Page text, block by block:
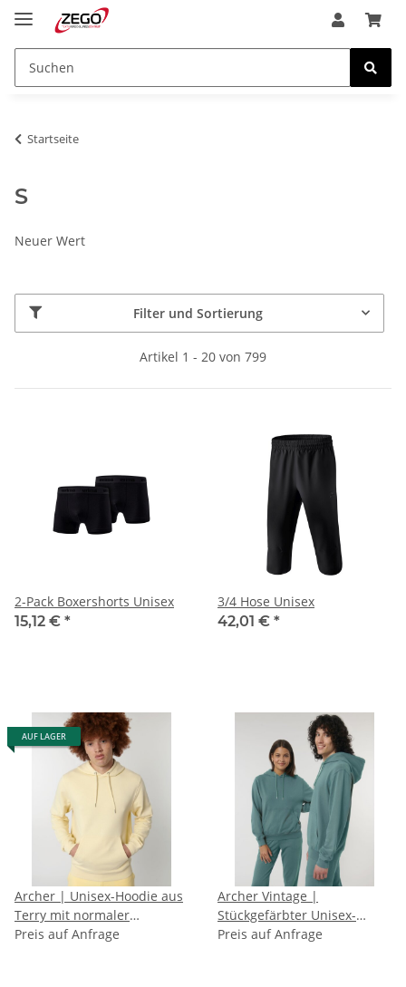
Startseite
S
Neuer Wert
Filter und Sortierung
Artikel 1 - 20 von 799
2-Pack Boxershorts Unisex
15,12 € *
3/4 Hose Unisex
42,01 € *
AUF LAGER
Archer | Unisex-Hoodie aus
Terry mit normaler
Passform
Preis auf Anfrage
Archer Vintage |
Stückgefärbter Unisex-
Hoodie aus Terry mit
Preis auf Anfrage